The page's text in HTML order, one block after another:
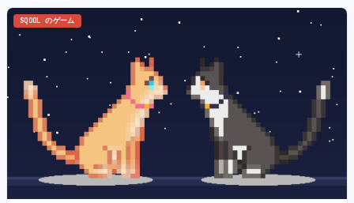
SQOOL のゲーム